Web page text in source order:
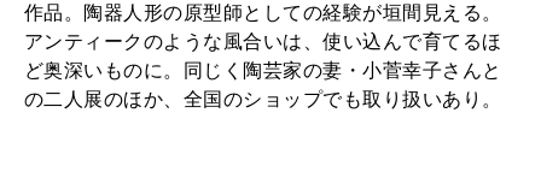
作品。陶器人形の原型師としての経験が垣間見える。
アンティークのような風合いは、使い込んで育てるほ
ど奥深いものに。同じく陶芸家の妻・小菅幸子さんと
の二人展のほか、全国のショップでも取り扱いあり。